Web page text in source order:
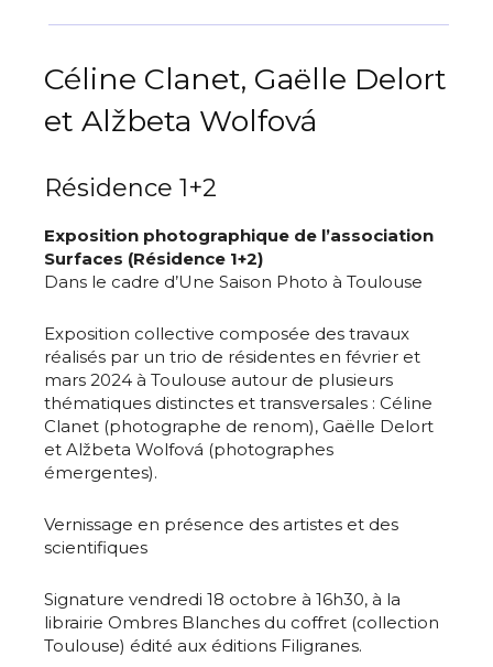
Céline Clanet, Gaëlle Delort
et Alžbeta Wolfová
Résidence 1+2
Exposition photographique de l’association
Surfaces (Résidence 1+2)
Dans le cadre d’Une Saison Photo à Toulouse
Exposition collective composée des travaux
réalisés par un trio de résidentes en février et
mars 2024 à Toulouse autour de plusieurs
thématiques distinctes et transversales : Céline
Clanet (photographe de renom), Gaëlle Delort
et Alžbeta Wolfová (photographes
émergentes).
Vernissage en présence des artistes et des
scientifiques
Signature vendredi 18 octobre à 16h30, à la
librairie Ombres Blanches du coffret (collection
Toulouse) édité aux éditions Filigranes.